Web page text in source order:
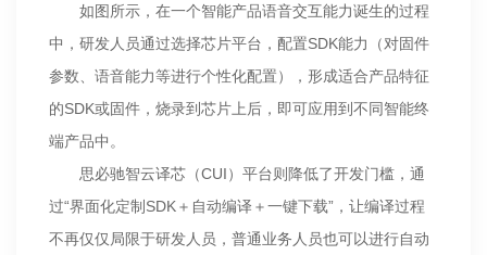
如图所示，在一个智能产品语音交互能力诞生的过程
中，研发人员通过选择芯片平台，配置SDK能力（对固件
参数、语音能力等进行个性化配置），形成适合产品特征
的SDK或固件，烧录到芯片上后，即可应用到不同智能终
端产品中。
思必驰智云译芯（CUI）平台则降低了开发门槛，通
过“界面化定制SDK＋自动编译＋一键下载”，让编译过程
不再仅仅局限于研发人员，普通业务人员也可以进行自动